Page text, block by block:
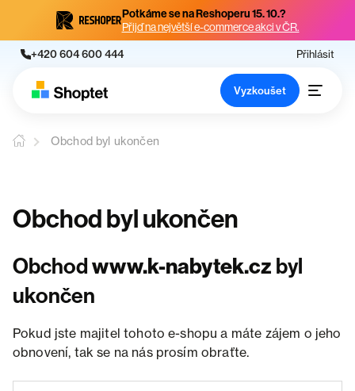
Potkáme se na Reshoperu 15. 10.?
Přijď na největší e-commerce akci v ČR.
+420 604 600 444 Přihlásit
Vyzkoušet
Obchod byl ukončen
Obchod byl ukončen
Obchodwww.k-nabytek.cz byl
ukončen
Pokud jste majitel tohoto e-shopu a máte zájem o jeho
obnovení, tak se na nás prosím obraťte.